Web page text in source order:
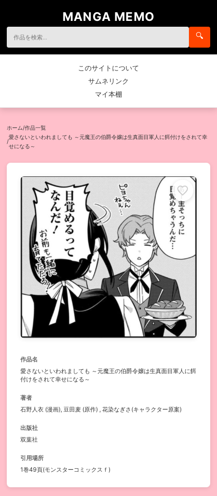
MANGA MEMO
🔍
このサイトについて
サムネリンク
マイ本棚
ホーム/作品一覧
/
愛さないといわれましても ～元魔王の伯爵令嬢は生真面目軍人に餌付けをされて幸
せになる～
作品名
愛さないといわれましても ～元魔王の伯爵令嬢は生真面目軍人に餌
付けをされて幸せになる～
著者
石野人衣 (漫画), 豆田麦 (原作) , 花染なぎさ(キャラクター原案)
出版社
双葉社
引用場所
1巻49頁(モンスターコミックスｆ)